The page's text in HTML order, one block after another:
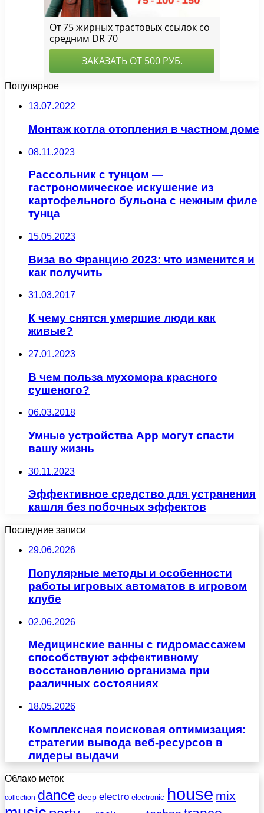
Популярное
13.07.2022
Монтаж котла отопления в частном доме
08.11.2023
Рассольник с тунцом —
гастрономическое искушение из
картофельного бульона с нежным филе
тунца
15.05.2023
Виза во Францию 2023: что изменится и
как получить
31.03.2017
К чему снятся умершие люди как
живые?
27.01.2023
В чем польза мухомора красного
сушеного?
06.03.2018
Умные устройства App могут спасти
вашу жизнь
30.11.2023
Эффективное средство для устранения
кашля без побочных эффектов
Последние записи
29.06.2026
Популярные методы и особенности
работы игровых автоматов в игровом
клубе
02.06.2026
Медицинские ванны с гидромассажем
способствуют эффективному
восстановлению организма при
различных состояниях
18.05.2026
Комплексная поисковая оптимизация:
стратегии вывода веб-ресурсов в
лидеры выдачи
Облако меток
collection dance deep electro electronic house mix